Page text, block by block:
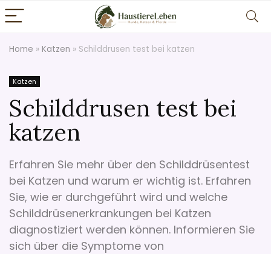
Home » Katzen » Schilddrusen test bei katzen
Katzen
Schilddrusen test bei
katzen
Erfahren Sie mehr über den Schilddrüsentest
bei Katzen und warum er wichtig ist. Erfahren
Sie, wie er durchgeführt wird und welche
Schilddrüsenerkrankungen bei Katzen
diagnostiziert werden können. Informieren Sie
sich über die Symptome von